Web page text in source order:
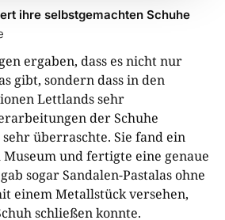
ihre selbstgemachten Schuhe
ergaben, dass es nicht nur
gibt, sondern dass in den
Lettlands sehr
der Schuhe
überraschte. Sie fand ein
und fertigte eine genaue
sogar Sandalen-Pastalas ohne
einem Metallstück versehen,
schließen konnte.